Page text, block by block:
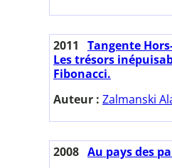
2011
Tangente
Les trésors
Fibonacci.
Auteur : Zalmanski
2008 Au pays des